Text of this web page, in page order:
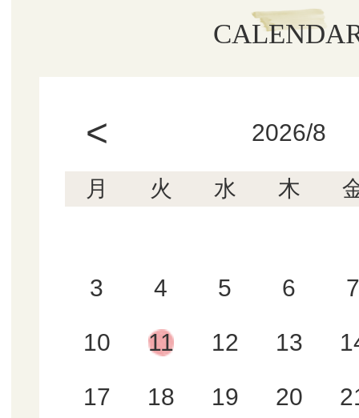
< 2026/8
月 火 水 木
3 4 5 6 7
10 11 12 13
17 18 19 20